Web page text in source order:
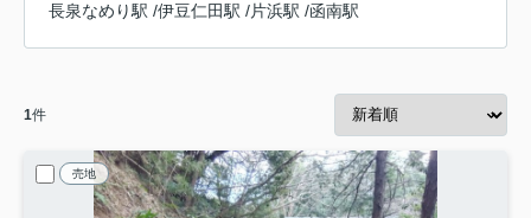
長泉なめり駅 /伊豆仁田駅 /片浜駅 /函南駅
1件
売地